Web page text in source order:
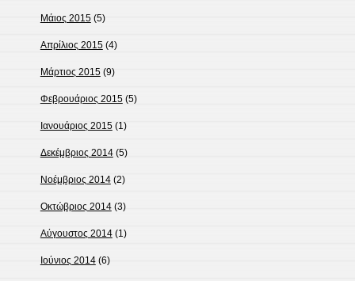
Μάιος 2015(5)
Απρίλιος 2015(4)
Μάρτιος 2015(9)
Φεβρουάριος 2015(5)
Ιανουάριος 2015(1)
Δεκέμβριος 2014(5)
Νοέμβριος 2014(2)
Οκτώβριος 2014(3)
Αύγουστος 2014(1)
Ιούνιος 2014(6)